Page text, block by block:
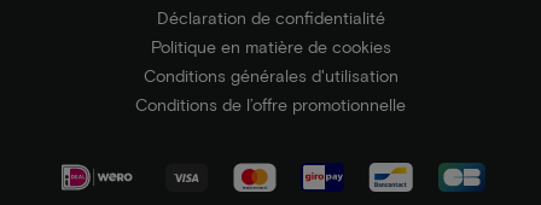
Déclaration de confidentialité
Politique en matière de cookies
Conditions générales d'utilisation
Conditions de l’offre promotionnelle